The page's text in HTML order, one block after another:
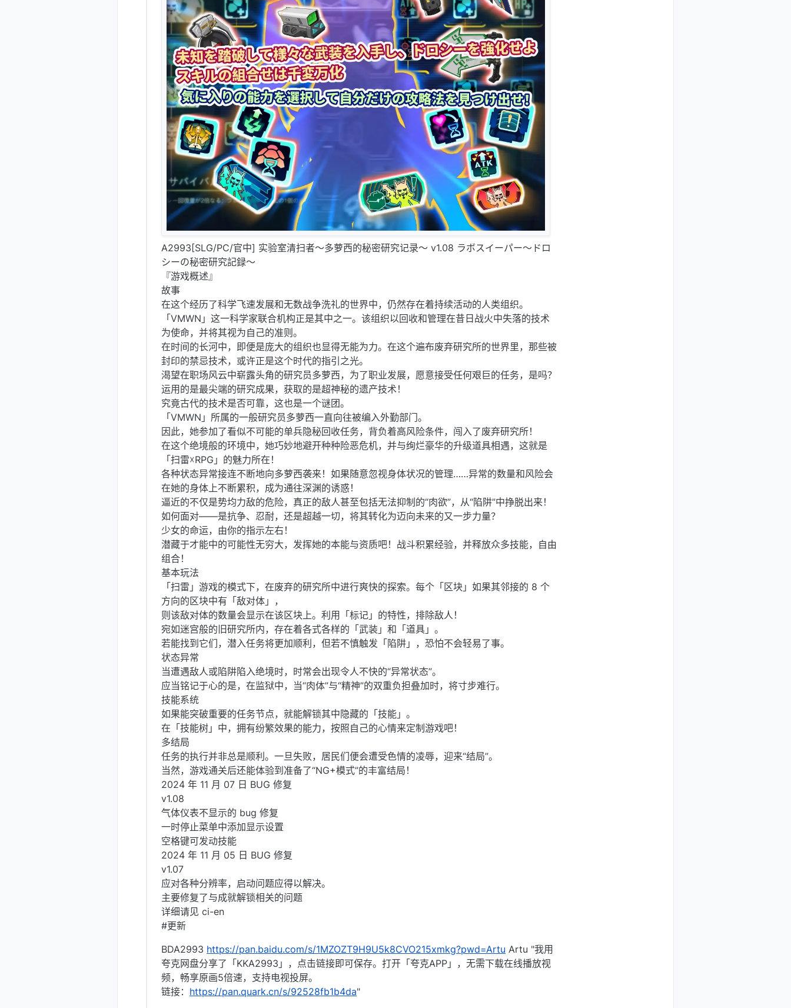
A2993[SLG/PC/官中] 实验室清扫者～多萝西的秘密研究记录～ v1.08 ラボスイーパー～ドロ
シーの秘密研究記録～
『游戏概述』
故事
在这个经历了科学飞速发展和无数战争洗礼的世界中，仍然存在着持续活动的人类组织。
「VMWN」这一科学家联合机构正是其中之一。该组织以回收和管理在昔日战火中失落的技术
为使命，并将其视为自己的准则。
在时间的长河中，即便是庞大的组织也显得无能为力。在这个遍布废弃研究所的世界里，那些被
封印的禁忌技术，或许正是这个时代的指引之光。
渴望在职场风云中崭露头角的研究员多萝西，为了职业发展，愿意接受任何艰巨的任务，是吗？
运用的是最尖端的研究成果，获取的是超神秘的遗产技术！
究竟古代的技术是否可靠，这也是一个谜团。
「VMWN」所属的一般研究员多萝西一直向往被编入外勤部门。
因此，她参加了看似不可能的单兵隐秘回收任务，背负着高风险条件，闯入了废弃研究所！
在这个绝境般的环境中，她巧妙地避开种种险恶危机，并与绚烂豪华的升级道具相遇，这就是
「扫雷☓RPG」的魅力所在！
各种状态异常接连不断地向多萝西袭来！如果随意忽视身体状况的管理……异常的数量和风险会
在她的身体上不断累积，成为通往深渊的诱惑！
逼近的不仅是势均力敌的危险，真正的敌人甚至包括无法抑制的“肉欲”，从“陷阱”中挣脱出来！
如何面对——是抗争、忍耐，还是超越一切，将其转化为迈向未来的又一步力量？
少女的命运，由你的指示左右！
潜藏于才能中的可能性无穷大，发挥她的本能与资质吧！战斗积累经验，并释放众多技能，自由
组合！
基本玩法
「扫雷」游戏的模式下，在废弃的研究所中进行爽快的探索。每个「区块」如果其邻接的 8 个
方向的区块中有「敌对体」，
则该敌对体的数量会显示在该区块上。利用「标记」的特性，排除敌人！
宛如迷宫般的旧研究所内，存在着各式各样的「武装」和「道具」。
若能找到它们，潜入任务将更加顺利，但若不慎触发「陷阱」，恐怕不会轻易了事。
状态异常
当遭遇敌人或陷阱陷入绝境时，时常会出现令人不快的“异常状态”。
应当铭记于心的是，在监狱中，当“肉体”与“精神”的双重负担叠加时，将寸步难行。
技能系统
如果能突破重要的任务节点，就能解锁其中隐藏的「技能」。
在「技能树」中，拥有纷繁效果的能力，按照自己的心情来定制游戏吧！
多结局
任务的执行并非总是顺利。一旦失败，居民们便会遭受色情的凌辱，迎来“结局”。
当然，游戏通关后还能体验到准备了“NG+模式”的丰富结局！
2024 年 11 月 07 日 BUG 修复
v1.08
气体仪表不显示的 bug 修复
一时停止菜单中添加显示设置
空格键可发动技能
2024 年 11 月 05 日 BUG 修复
v1.07
应对各种分辨率，启动问题应得以解决。
主要修复了与成就解锁相关的问题
详细请见 ci-en
#更新
BDA2993 https://pan.baidu.com/s/1MZOZT9H9U5k8CVO215xmkg?pwd=Artu Artu "我用
夸克网盘分享了「KKA2993」，点击链接即可保存。打开「夸克APP」，无需下载在线播放视
频，畅享原画5倍速，支持电视投屏。
链接： https://pan.quark.cn/s/92528fb1b4da"